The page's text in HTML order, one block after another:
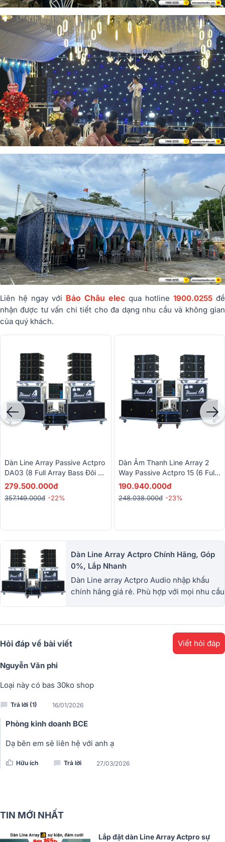
Liên hệ ngay với Bảo Châu elec qua hotline 1900.0255 để
nhận được tư vấn chi tiết cho đa dạng nhu cầu và không gian
của quý khách.
Dàn Line Array Passive Actpro
DA03 (8 Full Array Bass Đôi 25
HQL 210 + 2 Sub Hơi Bass Đôi
279.500.000đ
357.149.000đ -22%
Dàn Âm Thanh Line Array 2
Way Passive Actpro 15 (6 Full
Array Bass Đôi 25 KR610F + 2
Đẩy...)
190.940.000đ
248.038.000đ -23%
Dàn Line Array Actpro Chính Hãng, Góp
0%, Lắp Nhanh
Dàn Line array Actpro Audio nhập khẩu
chính hãng giá rẻ. Phù hợp với mọi nhu cầu
Hỏi đáp về bài viết Viết hỏi đáp
Nguyễn Văn phi
Loại này có bas 30ko shop
Trả lời (1) 16/01/2026
Phòng kinh doanh BCE
Dạ bên em sẽ liên hệ với anh ạ
Hữu ích Trả lời 27/03/2026
TIN MỚI NHẤT
Lắp đặt dàn Line Array Actpro sự